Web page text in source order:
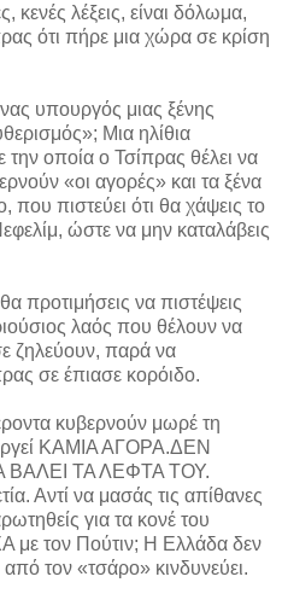
κενές λέξεις, είναι δόλωμα,
ότι πήρε μια χώρα σε κρίση
υπουργός μιας ξένης
Μια ηλίθια
οποία ο Τσίπρας θέλει να
«οι αγορές» και τα ξένα
που πιστεύει ότι θα χάψεις το
ώστε να μην καταλάβεις
προτιμήσεις να πιστέψεις
λαός που θέλουν να
ζηλεύουν, παρά να
σε έπιασε κορόιδο.
κυβερνούν μωρέ τη
ΚΑΜΙΑ ΑΓΟΡΑ.ΔΕΝ
ΒΑΛΕΙ ΤΑ ΛΕΦΤΑ ΤΟΥ.
Αντί να μασάς τις απίθανες
για τα κονέ του
με τον Πούτιν; Η Ελλάδα δεν
τον «τσάρο» κινδυνεύει.